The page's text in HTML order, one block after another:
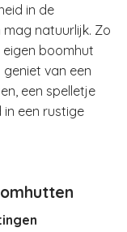
in de
natuurlijk. Zo
eigen boomhut
van een
een spelletje
een rustige